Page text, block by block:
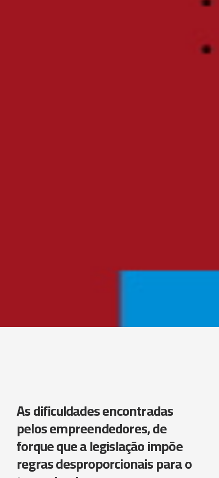
As dificuldades encontradas
pelos empreendedores, de
forque que a legislação impõe
regras desproporcionais para o